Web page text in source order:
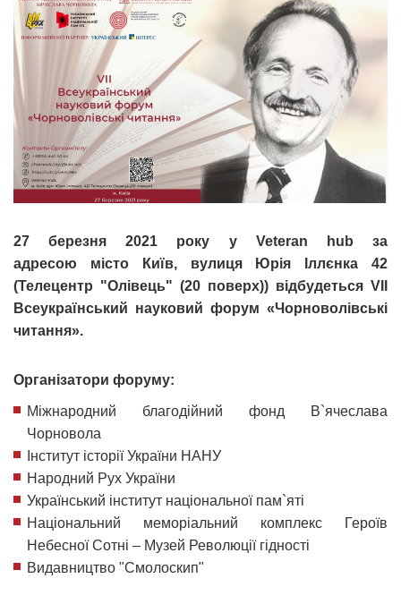
27 березня 2021 року у Veteran hub за
адресою місто Київ, вулиця Юрія Іллєнка 42
(Телецентр "Олівець" (20 поверх)) відбудеться VII
Всеукраїнський науковий форум «Чорноволівські
читання».
Організатори форуму:
Міжнародний благодійний фонд В`ячеслава
Чорновола
Інститут історії України НАНУ
Народний Рух України
Український інститут національної пам`яті
Національний меморіальний комплекс Героїв
Небесної Сотні – Музей Революції гідності
Видавництво "Смолоскип"